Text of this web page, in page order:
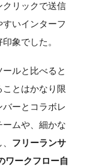
クリックで送信
いインターフ
象でした。
ルと比べると
とはかなり限
ーとコラボレ
ムや、細かな
フリーランサ
ワークフロー自